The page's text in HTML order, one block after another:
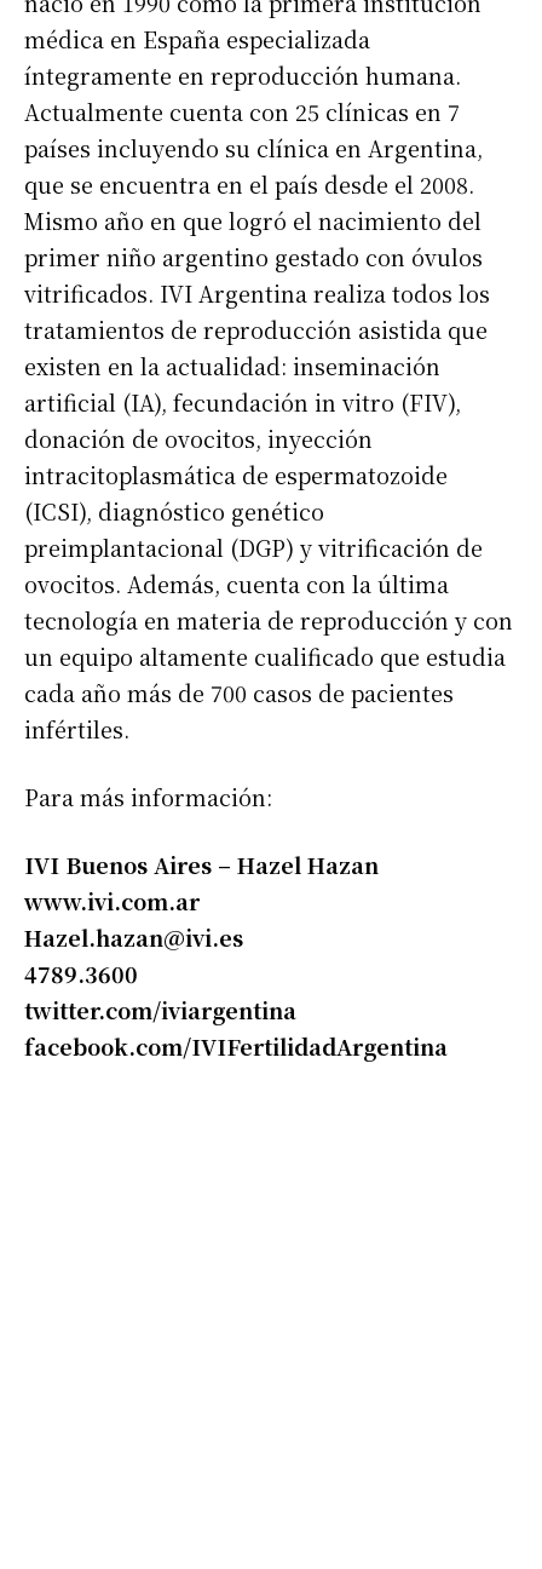
Suscribirme gratis
Dirección de correo electrónico*
Apellidos
Número de teléfono
médica en España especializada
íntegramente en reproducción humana.
Actualmente cuenta con 25 clínicas en 7
países incluyendo su clínica en Argentina,
que se encuentra en el país desde el 2008.
Mismo año en que logró el nacimiento del
primer niño argentino gestado con óvulos
vitrificados. IVI Argentina realiza todos los
tratamientos de reproducción asistida que
existen en la actualidad: inseminación
artificial (IA), fecundación in vitro (FIV),
donación de ovocitos, inyección
intracitoplasmática de espermatozoide
(ICSI), diagnóstico genético
preimplantacional (DGP) y vitrificación de
ovocitos. Además, cuenta con la última
tecnología en materia de reproducción y con
un equipo altamente cualificado que estudia
cada año más de 700 casos de pacientes
infértiles.
Para más información:
IVI Buenos Aires – Hazel Hazan
www.ivi.com.ar
Hazel.hazan@ivi.es
4789.3600
twitter.com/iviargentina
facebook.com/IVIFertilidadArgentina